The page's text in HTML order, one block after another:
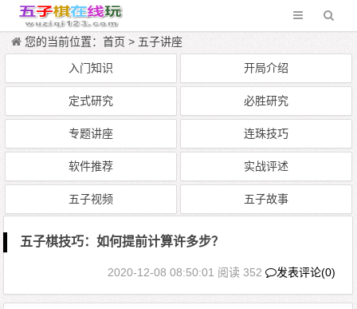
您的当前位置：首页 > 五子讲座
入门知识 开局介绍
定式研究 必胜研究
专题讲座 连珠技巧
软件推荐 实战评述
五子视频 五子故事
五子棋技巧：如何提前计算许多步？
2020-12-08 08:50:01 阅读 352 发表评论(0)